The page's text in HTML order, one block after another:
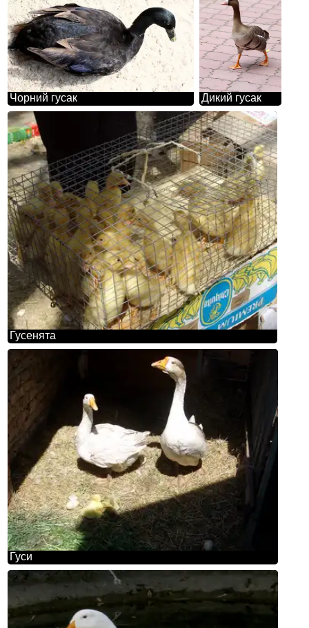
Чорний гусак Дикий гусак
Гусенята
Гуси